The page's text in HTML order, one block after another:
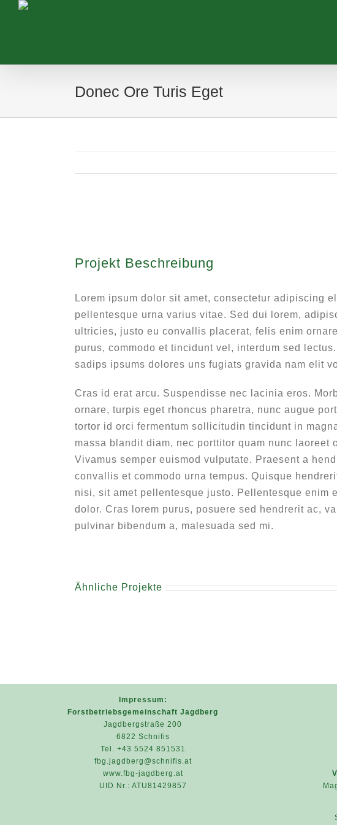
Zum
Donec Ore Turis Eget
Projekt Beschreibung
Lorem ipsum dolor sit amet, consectetur adipiscing
pellentesque urna varius vitae. Sed dui lorem,
ultricies, justo eu convallis placerat, felis enim
purus, commodo et tincidunt vel, interdum sed
sadips ipsums dolores uns fugiats gravida nam elit
Cras id erat arcu. Suspendisse nec lacinia eros.
ornare, turpis eget rhoncus pharetra, nunc augue
tortor id orci fermentum sollicitudin tincidunt in
massa blandit diam, nec porttitor quam nunc
Vivamus semper euismod vulputate. Praesent a
convallis et commodo urna tempus. Quisque
nisi, sit amet pellentesque justo. Pellentesque enim
dolor. Cras lorem purus, posuere sed hendrerit ac,
pulvinar bibendum a, malesuada sed mi.
Ähnliche Projekte
Impressum:
Forstbetriebsgemeinschaft Jagdberg
Jagdbergstraße 200
6822 Schnifis
Tel. +43 5524 851531
fbg.jagdberg@schnifis.at
www.fbg-jagdberg.at
UID Nr.: ATU81429857